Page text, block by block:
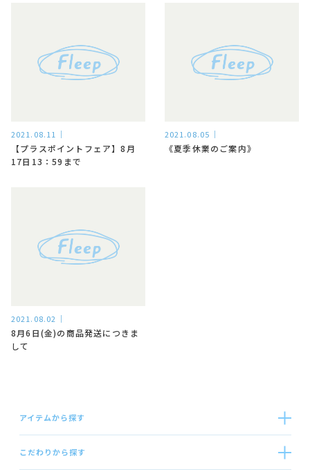
2021.08.11
【プラスポイントフェア】8月
17日13：59まで
2021.08.05
《夏季休業のご案内》
2021.08.02
8月6日(金)の商品発送につきま
して
アイテムから探す
こだわりから探す